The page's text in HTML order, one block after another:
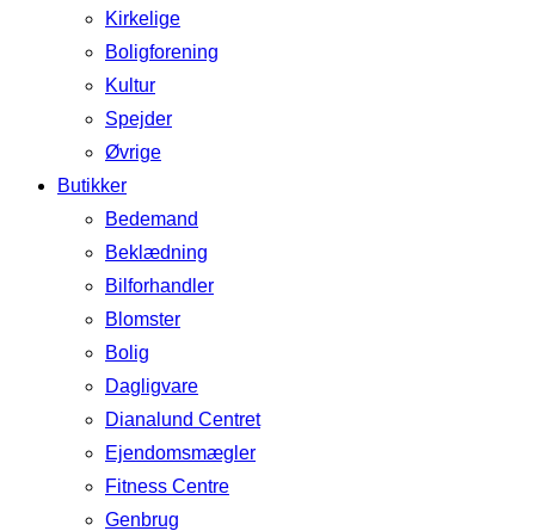
Kirkelige
Boligforening
Kultur
Spejder
Øvrige
Butikker
Bedemand
Beklædning
Bilforhandler
Blomster
Bolig
Dagligvare
Dianalund Centret
Ejendomsmægler
Fitness Centre
Genbrug